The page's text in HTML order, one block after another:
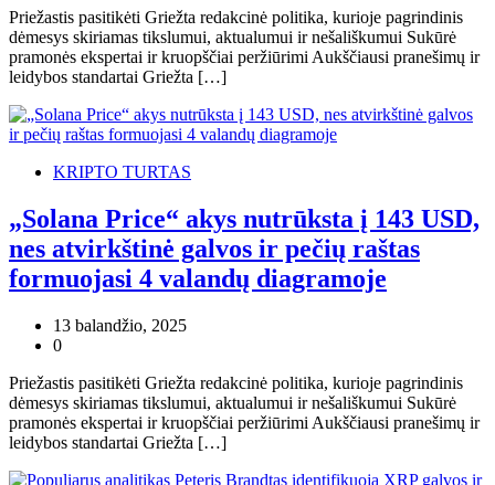
Priežastis pasitikėti Griežta redakcinė politika, kurioje pagrindinis
dėmesys skiriamas tikslumui, aktualumui ir nešališkumui Sukūrė
pramonės ekspertai ir kruopščiai peržiūrimi Aukščiausi pranešimų ir
leidybos standartai Griežta […]
KRIPTO TURTAS
„Solana Price“ akys nutrūksta į 143 USD,
nes atvirkštinė galvos ir pečių raštas
formuojasi 4 valandų diagramoje
13 balandžio, 2025
0
Priežastis pasitikėti Griežta redakcinė politika, kurioje pagrindinis
dėmesys skiriamas tikslumui, aktualumui ir nešališkumui Sukūrė
pramonės ekspertai ir kruopščiai peržiūrimi Aukščiausi pranešimų ir
leidybos standartai Griežta […]